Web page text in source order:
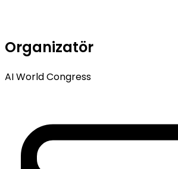
Organizatör
AI World Congress